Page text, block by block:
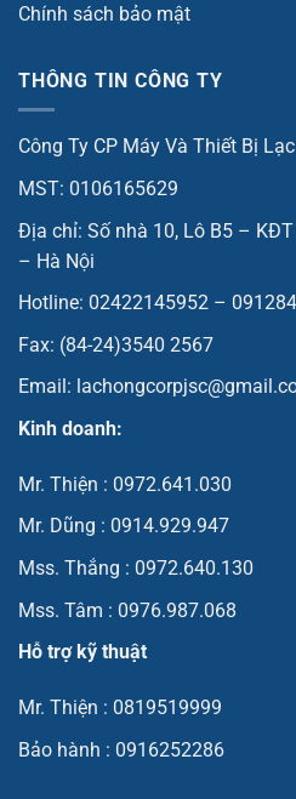
Chính sách bảo mật
THÔNG TIN CÔNG TY
Công Ty CP Máy Và Thiết Bị
MST: 0106165629
Địa chỉ: Số nhà 10, Lô B5 –
– Hà Nội
Hotline: 02422145952 –
Fax: (84-24)3540 2567
Email:
Kinh doanh:
Mr. Thiện : 0972.641.030
Mr. Dũng : 0914.929.947
Mss. Thắng : 0972.640.130
Mss. Tâm : 0976.987.068
Hỗ trợ kỹ thuật
Mr. Thiện : 0819519999
Bảo hành : 0916252286